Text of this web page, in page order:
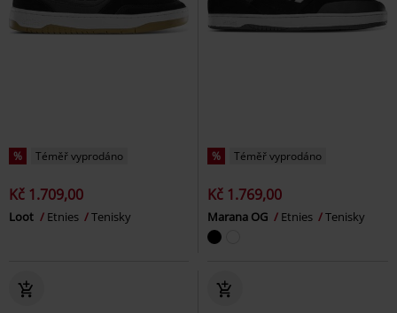
% Téměř vyprodáno
Kč 1.709,00
Loot Etnies Tenisky
% Téměř vyprodáno
Kč 1.769,00
Marana OG Etnies Tenisky